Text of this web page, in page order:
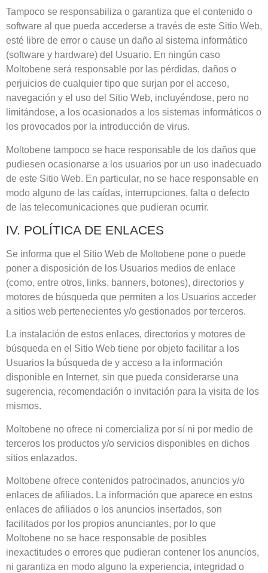
Tampoco se responsabiliza o garantiza que el contenido o
software al que pueda accederse a través de este Sitio Web,
esté libre de error o cause un daño al sistema informático
(software y hardware) del Usuario. En ningún caso
Moltobene será responsable por las pérdidas, daños o
perjuicios de cualquier tipo que surjan por el acceso,
navegación y el uso del Sitio Web, incluyéndose, pero no
limitándose, a los ocasionados a los sistemas informáticos o
los provocados por la introducción de virus.
Moltobene tampoco se hace responsable de los daños que
pudiesen ocasionarse a los usuarios por un uso inadecuado
de este Sitio Web. En particular, no se hace responsable en
modo alguno de las caídas, interrupciones, falta o defecto
de las telecomunicaciones que pudieran ocurrir.
IV. POLÍTICA DE ENLACES
Se informa que el Sitio Web de Moltobene pone o puede
poner a disposición de los Usuarios medios de enlace
(como, entre otros, links, banners, botones), directorios y
motores de búsqueda que permiten a los Usuarios acceder
a sitios web pertenecientes y/o gestionados por terceros.
La instalación de estos enlaces, directorios y motores de
búsqueda en el Sitio Web tiene por objeto facilitar a los
Usuarios la búsqueda de y acceso a la información
disponible en Internet, sin que pueda considerarse una
sugerencia, recomendación o invitación para la visita de los
mismos.
Moltobene no ofrece ni comercializa por sí ni por medio de
terceros los productos y/o servicios disponibles en dichos
sitios enlazados.
Moltobene ofrece contenidos patrocinados, anuncios y/o
enlaces de afiliados. La información que aparece en estos
enlaces de afiliados o los anuncios insertados, son
facilitados por los propios anunciantes, por lo que
Moltobene no se hace responsable de posibles
inexactitudes o errores que pudieran contener los anuncios,
ni garantiza en modo alguno la experiencia, integridad o